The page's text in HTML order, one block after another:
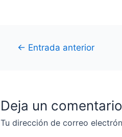
← Entrada anterior
Deja un comentario
Tu dirección de correo